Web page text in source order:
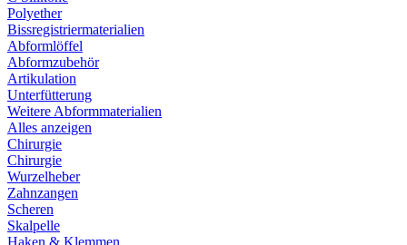
Polyether
Bissregistriermaterialien
Abformlöffel
Abformzubehör
Artikulation
Unterfütterung
Weitere Abformmaterialien
Alles anzeigen
Chirurgie
Chirurgie
Wurzelheber
Zahnzangen
Scheren
Skalpelle
Haken & Klemmen